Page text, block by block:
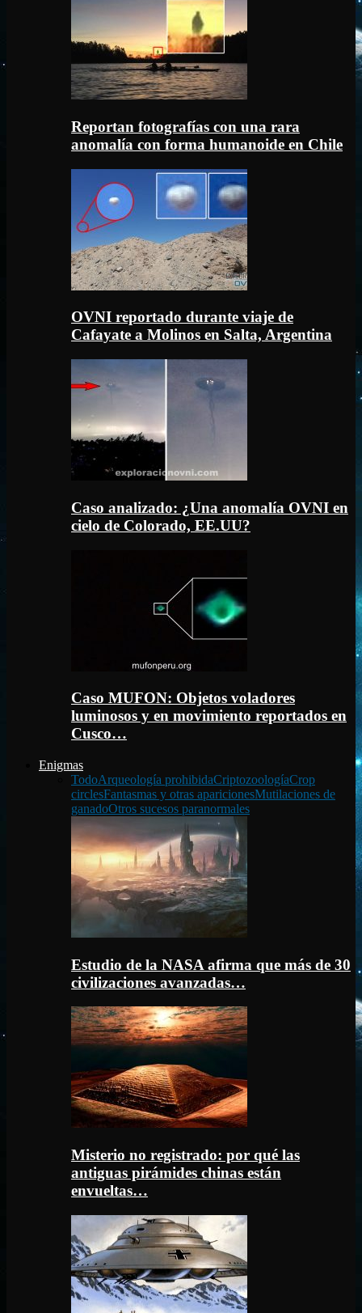
Reportan fotografías con una rara
anomalía con forma humanoide en Chile
OVNI reportado durante viaje de
Cafayate a Molinos en Salta, Argentina
Caso analizado: ¿Una anomalía OVNI en
cielo de Colorado, EE.UU?
Caso MUFON: Objetos voladores
luminosos y en movimiento reportados en
Cusco…
Enigmas
TodoArqueología prohibidaCriptozoologíaCrop
circlesFantasmas y otras aparicionesMutilaciones de
ganadoOtros sucesos paranormales
Estudio de la NASA afirma que más de 30
civilizaciones avanzadas…
Misterio no registrado: por qué las
antiguas pirámides chinas están
envueltas…